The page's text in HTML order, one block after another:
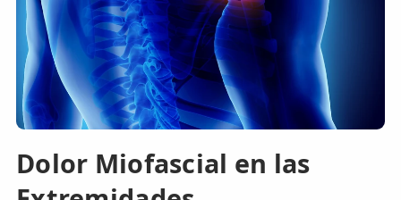
Dolor Miofascial en las